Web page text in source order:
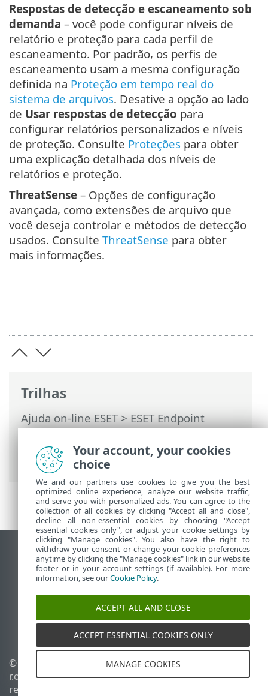
Trilhas
Ajuda on-line ESET>ESET Endpoint
Security>Configuração avançada>
Escaneamentos > Escaneamento do
dispositivo
Respostas de detecção e escaneamento sob
demanda – você pode configurar níveis de
relatório e proteção para cada perfil de
escaneamento. Por padrão, os perfis de
escaneamento usam a mesma configuração
definida na Proteção em tempo real do
sistema de arquivos. Desative a opção ao lado
de Usar respostas de detecção para
configurar relatórios personalizados e níveis
de proteção. Consulte Proteções para obter
uma explicação detalhada dos níveis de
relatórios e proteção.
ThreatSense – Opções de configuração
avançada, como extensões de arquivo que
você deseja controlar e métodos de detecção
usados. Consulte ThreatSense para obter
mais informações.
Ver site para desktop
End of Life
Base de conhecimento ESET
Fórum ESET
ESET Status Portal
Suporte regional
© 1992 - 2026 ESET, spol. s
r.o. - Todos os direitos
reservados.
Gerenciar cookies
Política de cookies
Your account, your cookies
choice
We and our partners use cookies to give you the best
optimized online experience, analyze our website traffic,
and serve you with personalized ads. You can agree to the
collection of all cookies by clicking "Accept all and close",
decline all non-essential cookies by choosing "Accept
essential cookies only", or adjust your cookie settings by
clicking "Manage cookies". You also have the right to
withdraw your consent or change your cookie preferences
anytime by clicking the "Manage cookies" link in our website
footer or in your account settings (if available). For more
information, see ourCookie Policy.
ACCEPT ALL AND CLOSE
ACCEPT ESSENTIAL COOKIES ONLY
MANAGE COOKIES